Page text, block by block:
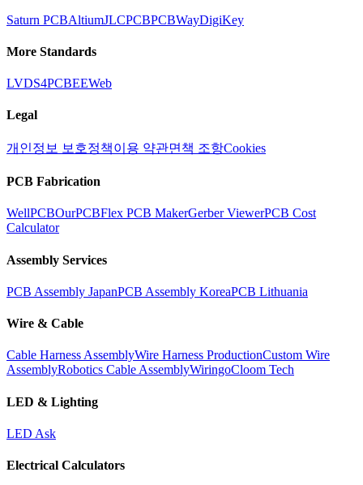
Saturn PCBAltiumJLCPCBPCBWayDigiKey
More Standards
LVDS4PCBEEWeb
Legal
개인정보 보호정책이용 약관면책 조항Cookies
PCB Fabrication
WellPCBOurPCBFlex PCB MakerGerber ViewerPCB Cost
Calculator
Assembly Services
PCB Assembly JapanPCB Assembly KoreaPCB Lithuania
Wire & Cable
Cable Harness AssemblyWire Harness ProductionCustom Wire
AssemblyRobotics Cable AssemblyWiringoCloom Tech
LED & Lighting
LED Ask
Electrical Calculators